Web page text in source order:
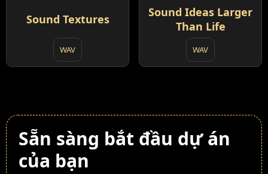
Sound Textures
WAV
Sound Ideas Larger
Than Life
WAV
Sẵn sàng bắt đầu dự án
của bạn